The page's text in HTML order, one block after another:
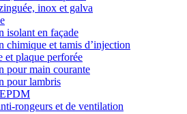
inox et galva
isolant en façade
chimique et tamis d’injection
et plaque perforée
pour main courante
pour lambris
rongeurs et de ventilation